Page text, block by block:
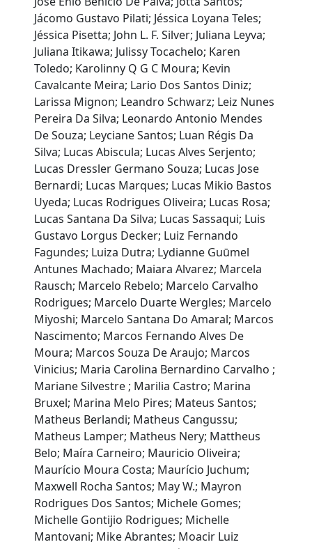
Jácomo Gustavo Pilati; Jéssica Loyana Teles;
Jéssica Pisetta; John L. F. Silver; Juliana Leyva;
Juliana Itikawa; Julissy Tocachelo; Karen
Toledo; Karolinny Q G C Moura; Kevin
Cavalcante Meira; Lario Dos Santos Diniz;
Larissa Mignon; Leandro Schwarz; Leiz Nunes
Pereira Da Silva; Leonardo Antonio Mendes
De Souza; Leyciane Santos; Luan Régis Da
Silva; Lucas Abiscula; Lucas Alves Serjento;
Lucas Dressler Germano Souza; Lucas Jose
Bernardi; Lucas Marques; Lucas Mikio Bastos
Uyeda; Lucas Rodrigues Oliveira; Lucas Rosa;
Lucas Santana Da Silva; Lucas Sassaqui; Luis
Gustavo Lorgus Decker; Luiz Fernando
Fagundes; Luiza Dutra; Lydianne Guūmel
Antunes Machado; Maiara Alvarez; Marcela
Rausch; Marcelo Rebelo; Marcelo Carvalho
Rodrigues; Marcelo Duarte Wergles; Marcelo
Miyoshi; Marcelo Santana Do Amaral; Marcos
Nascimento; Marcos Fernando Alves De
Moura; Marcos Souza De Araujo; Marcos
Vinicius; Maria Carolina Bernardino Carvalho ;
Mariane Silvestre ; Marilia Castro; Marina
Bruxel; Marina Melo Pires; Mateus Santos;
Matheus Berlandi; Matheus Cangussu;
Matheus Lamper; Matheus Nery; Mattheus
Belo; Maíra Carneiro; Mauricio Oliveira;
Maurício Moura Costa; Maurício Juchum;
Maxwell Rocha Santos; May W.; Mayron
Rodrigues Dos Santos; Michele Gomes;
Michelle Gontijio Rodrigues; Michelle
Mantovani; Mike Abrantes; Moacir Luiz